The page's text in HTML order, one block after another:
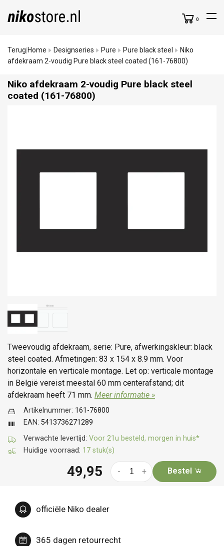
0
Terug Home Designseries Pure Pure black steel
Niko
afdekraam 2-voudig Pure black steel coated (161-76800)
Niko afdekraam 2-voudig Pure black steel
coated (161-76800)
Tweevoudig afdekraam, serie: Pure, afwerkingskleur: black
steel coated. Afmetingen: 83 x 154 x 8.9 mm. Voor
horizontale en verticale montage. Let op: verticale montage
in België vereist meestal 60 mm centerafstand; dit
afdekraam heeft 71 mm. Meer informatie »
Verwachte levertijd: Voor 21u besteld, morgen in huis*
Huidige voorraad: 17 stuk(s)
Artikelnummer: 161-76800
EAN: 5413736271289
49,95 +
- Bestel
officiële Niko dealer
365 dagen retourrecht